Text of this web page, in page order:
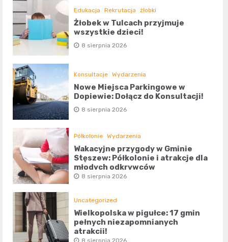
Edukacja Rekrutacja żłobki
Żłobek w Tulcach przyjmuje
wszystkie dzieci!
8 sierpnia 2026
Konsultacje Wydarzenia
Nowe Miejsca Parkingowe w
Dopiewie: Dołącz do Konsultacji!
8 sierpnia 2026
Półkolonie Wydarzenia
Wakacyjne przygody w Gminie
Stęszew: Półkolonie i atrakcje dla
młodych odkrywców
8 sierpnia 2026
Uncategorized
Wielkopolska w pigułce: 17 gmin
pełnych niezapomnianych
atrakcji!
8 sierpnia 2026